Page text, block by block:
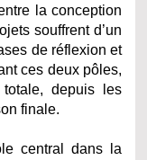
la conception
souffrent d’un
de réflexion et
ces deux pôles,
totale, depuis les
finale.
central dans la